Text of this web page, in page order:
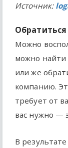
Источник:
Можно
можно найти
или же
компанию.
требует от
вас нужно —
В